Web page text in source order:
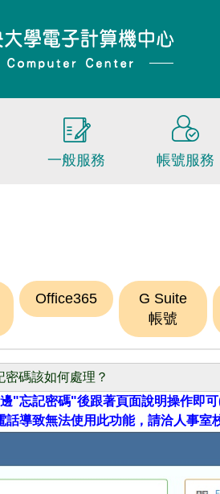
一般服務 帳號服務
Office365
G Suite
帳號
碼該如何處理？
"忘記密碼"後跟著頁面說明操作即可(
導致無法使用此功能，請洽人事室